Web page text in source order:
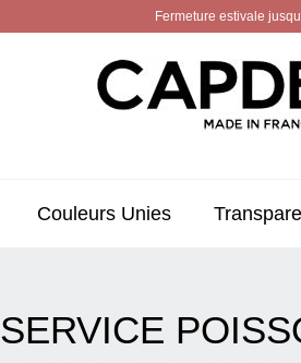
Fermeture estivale
Couleurs Unies
SERVICE